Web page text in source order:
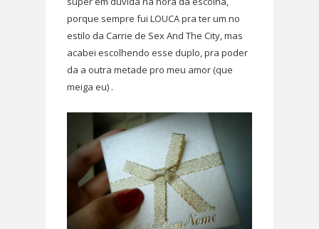
porque sempre fui LOUCA pra ter um no
estilo da Carrie de Sex And The City, mas
acabei escolhendo esse duplo, pra poder
da a outra metade pro meu amor (que
meiga eu) .